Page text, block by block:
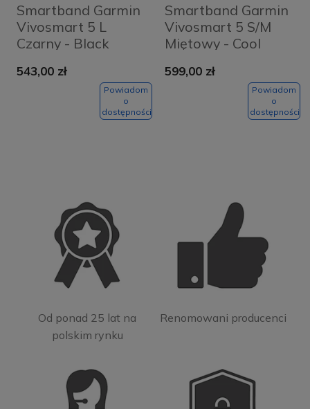
Smartband Garmin
Vivosmart 5 L
Czarny - Black
543,00 zł
Powiadom
o
dostępności
Smartband Garmin
Vivosmart 5 S/M
Miętowy - Cool
599,00 zł
Powiadom
o
dostępności
Od ponad 25 lat na
polskim rynku
Renomowani producenci